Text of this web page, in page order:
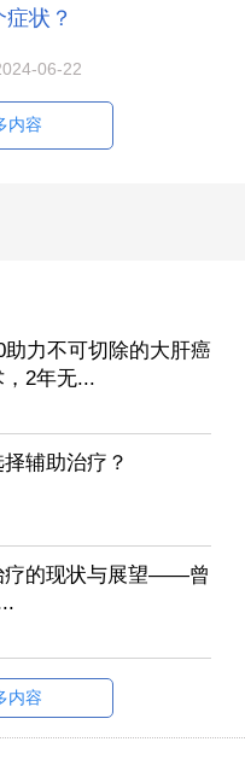
状？
06-22
内容
力不可切除的大肝癌
2年无...
辅助治疗？
疗的现状与展望——曾
内容